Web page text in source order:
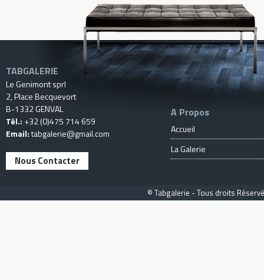
TABGALERIE
Le Genimont sprl
2, Place Becquevort
B-1332 GENVAL
Tél.: +32 (0)475 714 659
Email:tabgalerie@gmail.com
Nous Contacter
A Propos
Accueil
La Galerie
© Tabgalerie - Tous droits